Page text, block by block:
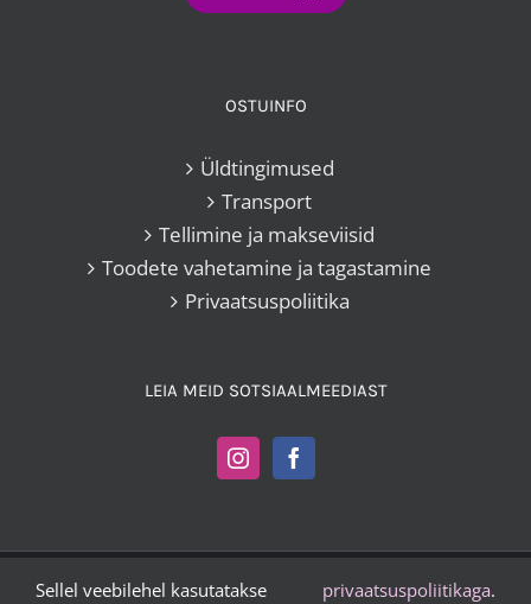
OSTUINFO
Üldtingimused
Transport
Tellimine ja makseviisid
Toodete vahetamine ja tagastamine
Privaatsuspoliitika
LEIA MEID SOTSIAALMEEDIAST
Kangakoi OÜ |+372 503 2372 vesta@kangakoi.ee
Sellel veebilehel kasutatakse privaatsuspoliitikaga.